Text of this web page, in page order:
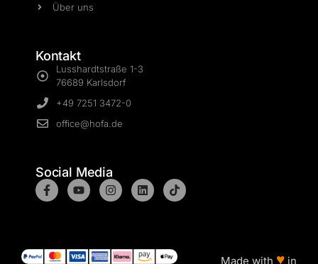
Über uns
Kontakt
Lusshardtstraße 1-3
76689 Karlsdorf
+49 7251 3472-0
office@hofa.de
Social Media
Made with ♥ in